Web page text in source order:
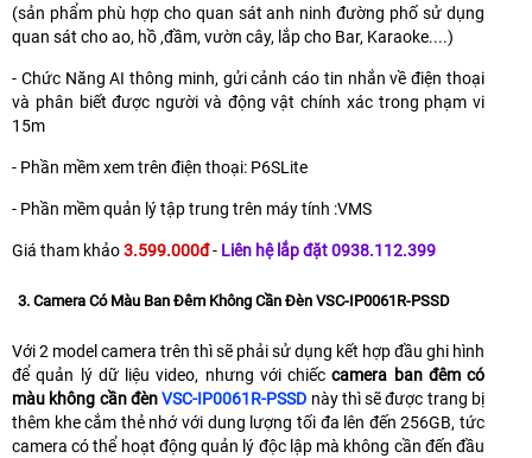
(sản phẩm phù hợp cho quan sát anh ninh đường phố sử dụng
quan sát cho ao, hồ ,đầm, vườn cây, lắp cho Bar, Karaoke....)
- Chức Năng AI thông minh, gửi cảnh cáo tin nhắn về điện thoại
và phân biết được người và động vật chính xác trong phạm vi
15m
- Phần mềm xem trên điện thoại: P6SLite
- Phần mềm quản lý tập trung trên máy tính :VMS
Giá tham khảo3.599.000đ- Liên hệ lắp đặt 0938.112.399
3. Camera Có Màu Ban Đêm Không Cần Đèn VSC-IP0061R-PSSD
Với 2 model camera trên thì sẽ phải sử dụng kết hợp đầu ghi hình
để quản lý dữ liệu video, nhưng với chiếccamera ban đêm có
màu không cần đènVSC-IP0061R-PSSD này thì sẽ được trang bị
thêm khe cắm thẻ nhớ với dung lượng tối đa lên đến 256GB, tức
camera có thể hoạt động quản lý độc lập mà không cần đến đầu